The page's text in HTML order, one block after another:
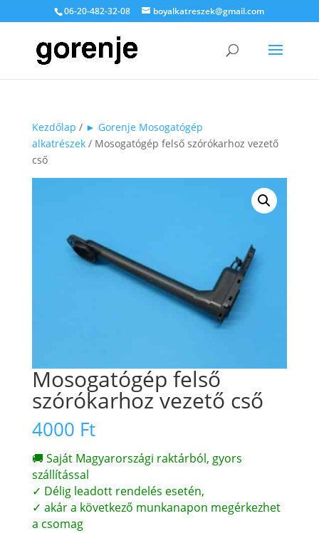
06-20-482-32-08 boyalkatreszek@gmail.com
Kezdőlap / ► Gorenje Mosogatógép
alkatrészek/ Mosogatógép felső szórókarhoz vezető
cső
Mosogatógép felső
szórókarhoz vezető cső
4000 Ft
🚚 Saját Magyarországi raktárból, gyors
szállítással
✓ Délig leadott rendelés esetén,
✓ akár a következő munkanapon megérkezhet
a csomag